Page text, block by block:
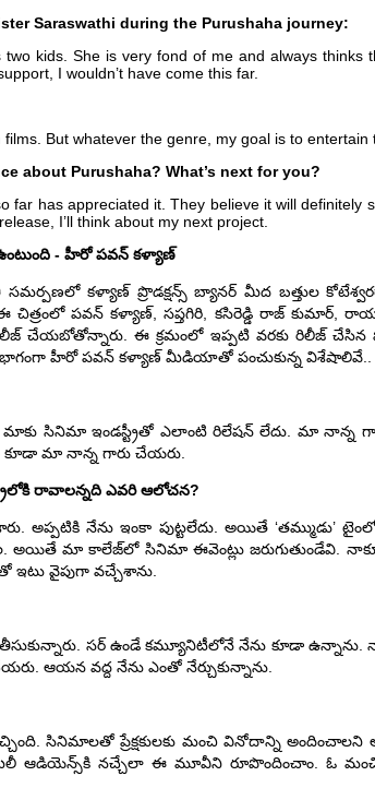
Saraswathi during the Purushaha journey:
kids. She is very fond of me and always thinks
I wouldn’t have come this far.
But whatever the genre, my goal is to entertain
about Purushaha? What’s next for you?
far has appreciated it. They believe it will definitely
I’ll think about my next project.
- హీరో పవన్ కళ్యాణ్
కళ్యాణ్ ప్రొడక్షన్స్ బ్యానర్ మీద బత్తుల
చిత్రంలో పవన్ కళ్యాణ్, సప్తగిరి, కసిరెడ్డి రాజ్ కుమార్,
చేయబోతోన్నారు. ఈ క్రమంలో ఇప్పటి వరకు రిలీజ్ చేసిన
హీరో పవన్ కళ్యాణ్ మీడియాతో పంచుకున్న విశేషాలివే..
సినిమా ఇండస్ట్రీతో ఎలాంటి రిలేషన్ లేదు. మా నాన్న
కూడా మా నాన్న గారు చేయరు.
రావాలన్నది ఎవరి ఆలోచన?
అప్పటికి నేను ఇంకా పుట్టలేదు. అయితే ‘తమ్ముడు’
అయితే మా కాలేజ్‌లో సినిమా ఈవెంట్లు జరుగుతుండేవి.
వైపుగా వచ్చేశాను.
సర్ ఉండే కమ్యూనిటీలోనే నేను కూడా
ఆయన వద్ద నేను ఎంతో నేర్చుకున్నాను.
సినిమాలతో ప్రేక్షకులకు మంచి వినోదాన్ని
ఆడియెన్స్‌కి నచ్చేలా ఈ మూవీని రూపొందించాం. ఓ మంచి